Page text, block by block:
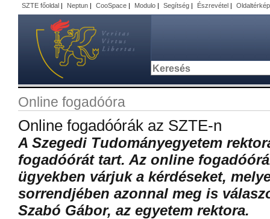
SZTE főoldal | Neptun | CooSpace | Modulo | Segítség | Észrevétel | Oldaltérkép
Online fogadóóra
Online fogadóórák az SZTE-n
A Szegedi Tudományegyetem
fogadóórát tart. Az online
ügyekben várjuk a kérdéseket,
sorrendjében azonnal meg is
Szabó Gábor, az egyetem rektora.